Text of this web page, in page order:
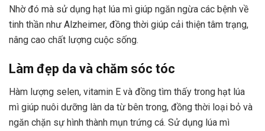
Nhờ đó mà sử dụng hạt lúa mì giúp ngăn ngừa các bệnh về
tinh thần như Alzheimer, đồng thời giúp cải thiện tâm trạng,
nâng cao chất lượng cuộc sống.
Làm đẹp da và chăm sóc tóc
Hàm lượng selen, vitamin E và đồng tìm thấy trong hạt lúa
mì giúp nuôi dưỡng làn da từ bên trong, đồng thời loại bỏ và
ngăn chặn sự hình thành mụn trứng cá. Sử dụng lúa mì